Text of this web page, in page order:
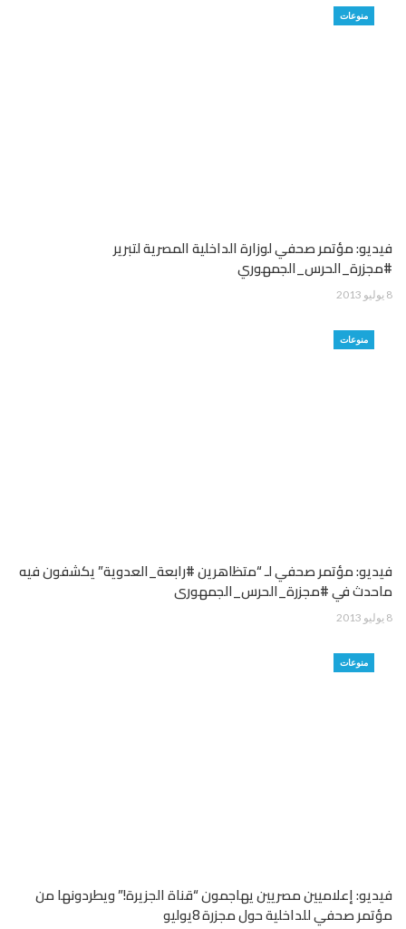
منوعات
فيديو: مؤتمر صحفي لوزارة الداخلية المصرية لتبرير
#مجزرة_الحرس_الجمهوري
8 يوليو 2013
منوعات
فيديو: مؤتمر صحفي لـ “متظاهرين #رابعة_العدوية” يكشفون فيه
ماحدث في #مجزرة_الحرس_الجمهورى
8 يوليو 2013
منوعات
فيديو: إعلاميين مصريين يهاجمون “قناة الجزيرة!” ويطردونها من
مؤتمر صحفي للداخلية حول مجزرة 8يوليو